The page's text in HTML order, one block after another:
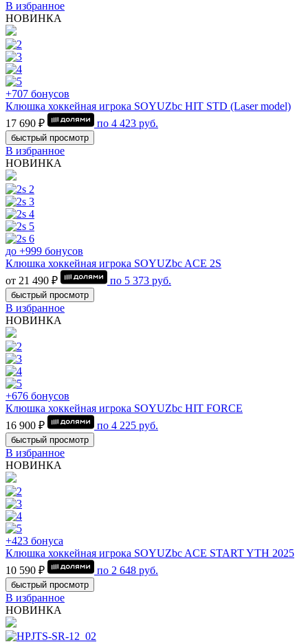
В избранное
НОВИНКА
+707 бонусов
Клюшка хоккейная игрока SOYUZbc HIT STD (Laser model)
17 690 ₽
по 4 423 руб.
быстрый просмотр
В избранное
НОВИНКА
до +999 бонусов
Клюшка хоккейная игрока SOYUZbc ACE 2S
от 21 490 ₽
по 5 373 руб.
быстрый просмотр
В избранное
НОВИНКА
+676 бонусов
Клюшка хоккейная игрока SOYUZbc HIT FORCE
16 900 ₽
по 4 225 руб.
быстрый просмотр
В избранное
НОВИНКА
+423 бонуса
Клюшка хоккейная игрока SOYUZbc ACE START YTH 2025
10 590 ₽
по 2 648 руб.
быстрый просмотр
В избранное
НОВИНКА